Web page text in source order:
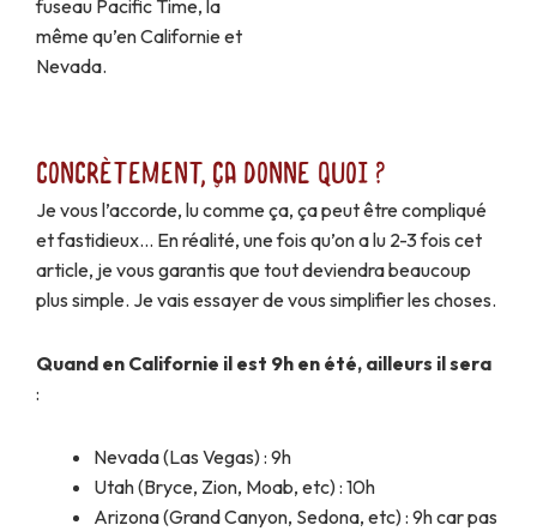
fuseau Pacific Time, la
même qu’en Californie et
Nevada.
Concrètement, ça donne quoi ?
Je vous l’accorde, lu comme ça, ça peut être compliqué
et fastidieux… En réalité, une fois qu’on a lu 2-3 fois cet
article, je vous garantis que tout deviendra beaucoup
plus simple. Je vais essayer de vous simplifier les choses.
Quand en Californie il est 9h en été, ailleurs il sera
:
Nevada (Las Vegas) : 9h
Utah (Bryce, Zion, Moab, etc) : 10h
Arizona (Grand Canyon, Sedona, etc) : 9h car pas